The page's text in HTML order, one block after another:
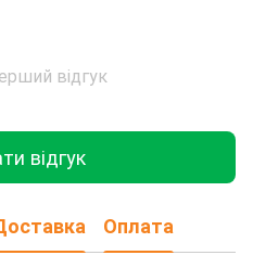
відгук
відгук
Оплата